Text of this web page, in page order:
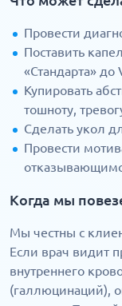
Провести
Поставить
«Стандарта» до
Купировать
тошноту,
Сделать укол
Провести
Когда мы
Мы честны с
Если врач видит
внутреннего
(галлюцинаций),